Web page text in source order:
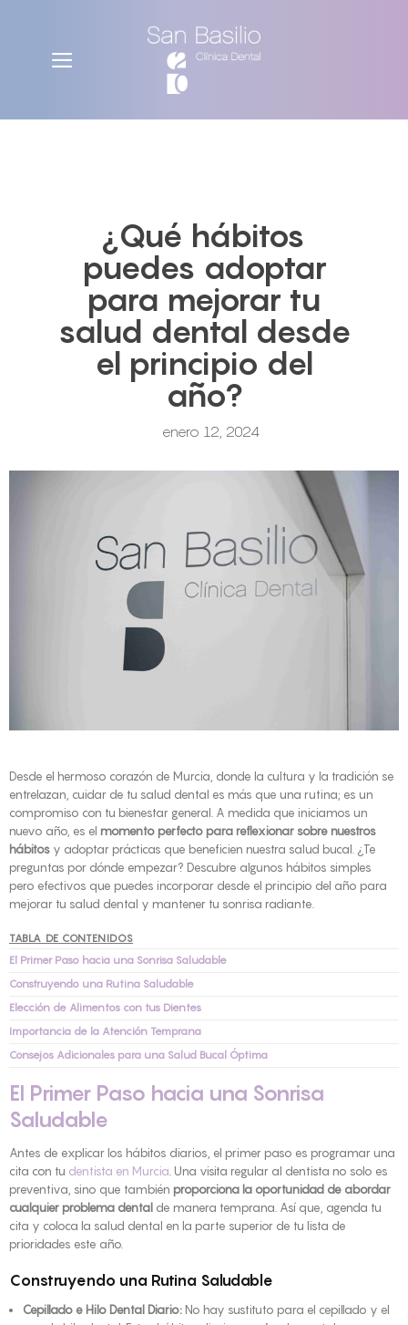
¿Qué hábitos
puedes adoptar
para mejorar tu
salud dental desde
el principio del
año?
enero 12, 2024
Desde el hermoso corazón de Murcia, donde la cultura y la tradición se
entrelazan, cuidar de tu salud dental es más que una rutina; es un
compromiso con tu bienestar general. A medida que iniciamos un
nuevo año, es el momento perfecto para reflexionar sobre nuestros
hábitos y adoptar prácticas que beneficien nuestra salud bucal. ¿Te
preguntas por dónde empezar? Descubre algunos hábitos simples
pero efectivos que puedes incorporar desde el principio del año para
mejorar tu salud dental y mantener tu sonrisa radiante.
TABLA DE CONTENIDOS
El Primer Paso hacia una Sonrisa Saludable
Construyendo una Rutina Saludable
Elección de Alimentos con tus Dientes
Importancia de la Atención Temprana
Consejos Adicionales para una Salud Bucal Óptima
El Primer Paso hacia una Sonrisa
Saludable
Antes de explicar los hábitos diarios, el primer paso es programar una
cita con tu dentista en Murcia . Una visita regular al dentista no solo es
preventiva, sino que también proporciona la oportunidad de abordar
cualquier problema dental de manera temprana. Así que, agenda tu
cita y coloca la salud dental en la parte superior de tu lista de
prioridades este año.
Construyendo una Rutina Saludable
Cepillado e Hilo Dental Diario: No hay sustituto para el cepillado y el